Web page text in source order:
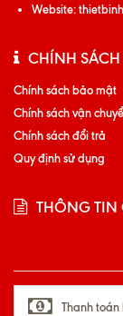
Website:
CHÍNH SÁCH
Chính sách bảo mật
Chính sách vận
Chính sách đổi trả
Quy định sử dụng
THÔNG TIN
Thanh